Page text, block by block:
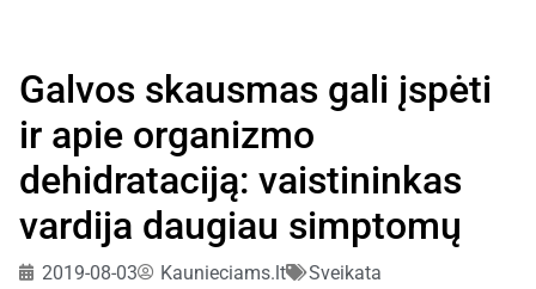
Galvos skausmas gali įspėti
ir apie organizmo
dehidrataciją: vaistininkas
vardija daugiau simptomų
2019-08-03 Kaunieciams.lt Sveikata